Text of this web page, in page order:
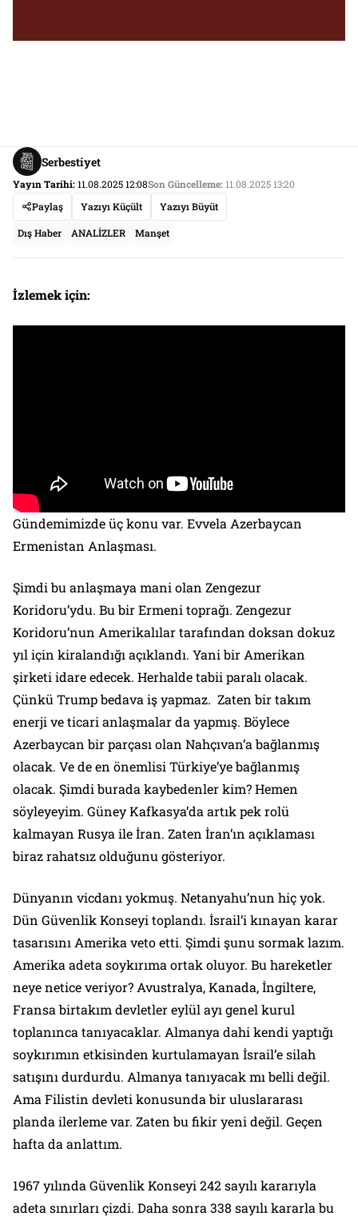
Serbestiyet
Yayın Tarihi:11.08.2025 12:08Son Güncelleme:11.08.2025 13:20
Paylaş
Yazıyı Küçült Yazıyı Büyüt
Dış Haber ANALİZLER Manşet
İzlemek için:
Gündemimizde üç konu var. Evvela Azerbaycan
Ermenistan Anlaşması.
Şimdi bu anlaşmaya mani olan Zengezur
Koridoru’ydu. Bu bir Ermeni toprağı. Zengezur
Koridoru’nun Amerikalılar tarafından doksan dokuz
yıl için kiralandığı açıklandı. Yani bir Amerikan
şirketi idare edecek. Herhalde tabii paralı olacak.
Çünkü Trump bedava iş yapmaz. Zaten bir takım
enerji ve ticari anlaşmalar da yapmış. Böylece
Azerbaycan bir parçası olan Nahçıvan’a bağlanmış
olacak. Ve de en önemlisi Türkiye’ye bağlanmış
olacak. Şimdi burada kaybedenler kim? Hemen
söyleyeyim. Güney Kafkasya’da artık pek rolü
kalmayan Rusya ile İran. Zaten İran’ın açıklaması
biraz rahatsız olduğunu gösteriyor.
Dünyanın vicdanı yokmuş. Netanyahu’nun hiç yok.
Dün Güvenlik Konseyi toplandı. İsrail’i kınayan karar
tasarısını Amerika veto etti. Şimdi şunu sormak lazım.
Amerika adeta soykırıma ortak oluyor. Bu hareketler
neye netice veriyor? Avustralya, Kanada, İngiltere,
Fransa birtakım devletler eylül ayı genel kurul
toplanınca tanıyacaklar. Almanya dahi kendi yaptığı
soykırımın etkisinden kurtulamayan İsrail’e silah
satışını durdurdu. Almanya tanıyacak mı belli değil.
Ama Filistin devleti konusunda bir uluslararası
planda ilerleme var. Zaten bu fikir yeni değil. Geçen
hafta da anlattım.
1967 yılında Güvenlik Konseyi 242 sayılı kararıyla
adeta sınırları çizdi. Daha sonra 338 sayılı kararla bu